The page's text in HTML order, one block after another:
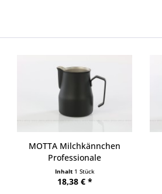
MOTTA Milchkännchen
Professionale
Inhalt 1 Stück
18,38 € *